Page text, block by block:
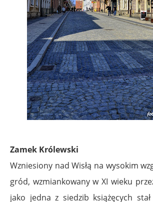
Zamek Królewski
Wzniesiony nad Wisłą na wysokim
gród, wzmiankowany w XI wieku
jako jedna z siedzib książęcych